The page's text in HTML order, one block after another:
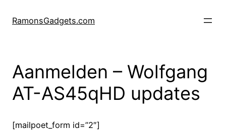
naarRamonsGadgets.com
Aanmelden – Wolfgang
AT-AS45qHD updates
[mailpoet_form id=”2″]